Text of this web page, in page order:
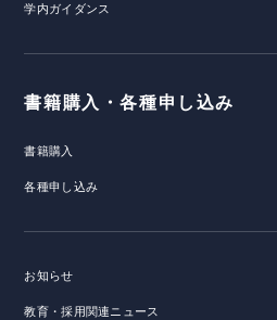
学内ガイダンス
書籍購入・各種申し込み
書籍購入
各種申し込み
お知らせ
教育・採用関連ニュース